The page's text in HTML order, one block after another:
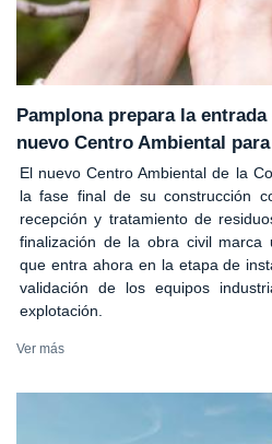
Pamplona prepara la
nuevo Centro Ambiental para
El nuevo Centro Ambiental de la
la fase final de su construcción
recepción y tratamiento de
finalización de la obra civil marca
que entra ahora en la etapa de
validación de los equipos
explotación.
Ver más